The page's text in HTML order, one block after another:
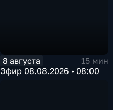
8 августа
15 мин
Эфир 08.08.2026 • 08:00